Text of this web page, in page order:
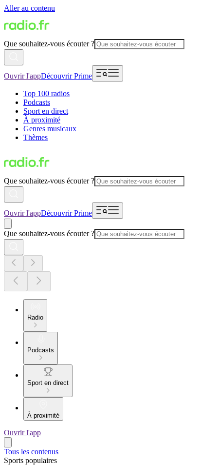
Aller au contenu
Que souhaitez-vous écouter ?
Ouvrir l'appDécouvrir Prime
Top 100 radios
Podcasts
Sport en direct
À proximité
Genres musicaux
Thèmes
Que souhaitez-vous écouter ?
Ouvrir l'appDécouvrir Prime
Que souhaitez-vous écouter ?
Radio
Podcasts
Sport en direct
À proximité
Ouvrir l'app
Tous les contenus
Sports populaires